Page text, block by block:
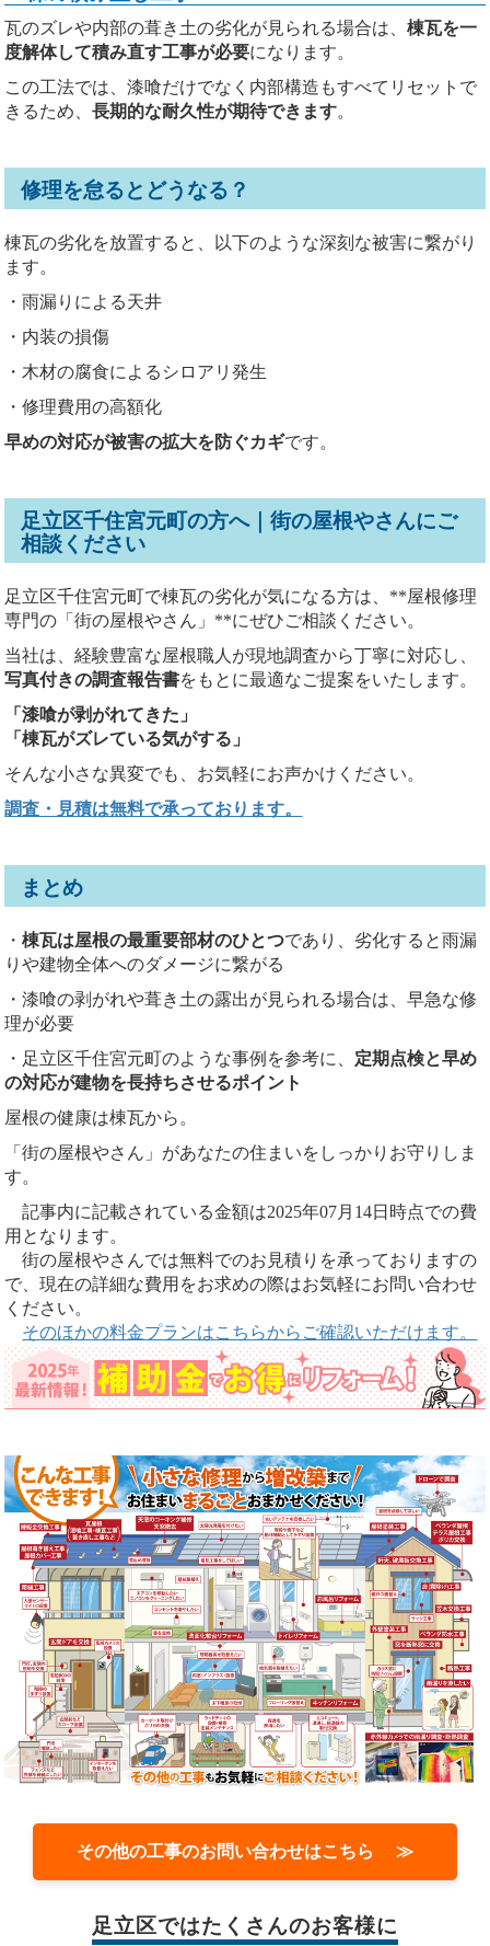
瓦のズレや内部の葺き土の劣化が見られる場合は、棟瓦を一
度解体して積み直す工事が必要になります。
この工法では、漆喰だけでなく内部構造もすべてリセットで
きるため、長期的な耐久性が期待できます。
修理を怠るとどうなる？
棟瓦の劣化を放置すると、以下のような深刻な被害に繋がり
ます。
・雨漏りによる天井
・内装の損傷
・木材の腐食によるシロアリ発生
・修理費用の高額化
早めの対応が被害の拡大を防ぐカギです。
足立区千住宮元町の方へ｜街の屋根やさんにご
相談ください
足立区千住宮元町で棟瓦の劣化が気になる方は、**屋根修理
専門の「街の屋根やさん」**にぜひご相談ください。
当社は、経験豊富な屋根職人が現地調査から丁寧に対応し、
写真付きの調査報告書をもとに最適なご提案をいたします。
「漆喰が剥がれてきた」
「棟瓦がズレている気がする」
そんな小さな異変でも、お気軽にお声かけください。
調査・見積は無料で承っております。
まとめ
・棟瓦は屋根の最重要部材のひとつであり、劣化すると雨漏
りや建物全体へのダメージに繋がる
・漆喰の剥がれや葺き土の露出が見られる場合は、早急な修
理が必要
・足立区千住宮元町のような事例を参考に、 定期点検と早め
の対応が建物を長持ちさせるポイント
屋根の健康は棟瓦から。
「街の屋根やさん」があなたの住まいをしっかりお守りしま
す。
記事内に記載されている金額は2025年07月14日時点での費
用となります。
街の屋根やさんでは無料でのお見積りを承っておりますの
で、現在の詳細な費用をお求めの際はお気軽にお問い合わせ
ください。
そのほかの料金プランはこちらからご確認いただけます。
その他の工事のお問い合わせはこちら ≫
足立区ではたくさんのお客様に